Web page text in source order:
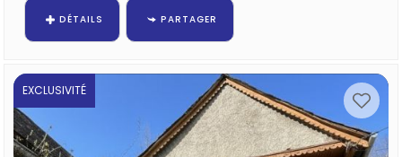
DÉTAILS PARTAGER
EXCLUSIVITÉ